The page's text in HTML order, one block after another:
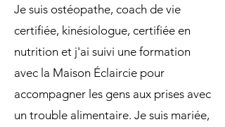
Je suis ostéopathe, coach de vie
certifiée, kinésiologue, certifiée en
nutrition et j'ai suivi une formation
avec la Maison Éclaircie pour
accompagner les gens aux prises avec
un trouble alimentaire. Je suis mariée,